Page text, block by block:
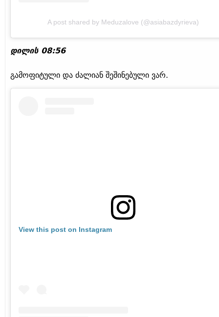
A post shared by Meduzalove (@asiabazdyrieva)
დილის 08:56
გამოფიტული და ძალიან შეშინებული ვარ.
View this post on Instagram